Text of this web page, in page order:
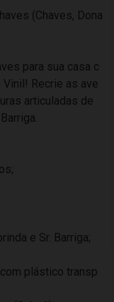
(Chaves, Dona
para sua casa c
Recrie as ave
articuladas de
e Sr. Barriga;
plástico transp